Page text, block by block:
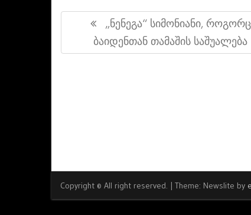
პოსტის
ნავიგაცია
Previous
Post:
„ნენეგა“ Სიმონიანი, Როგორც
Ბაიდენთან Თამაშის Საშუალება
Copyright © All right reserved. | Theme: Newslite by